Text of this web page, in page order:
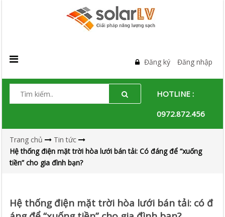
Đăng ký Đăng nhập
HOTLINE :
0972.872.456
Trang chủ
Tin tức
Hệ thống điện mặt trời hòa lưới bán tải: Có đáng để “xuống
tiền” cho gia đình bạn?
Hệ thống điện mặt trời hòa lưới bán tải: có đ